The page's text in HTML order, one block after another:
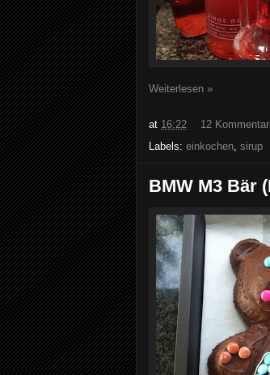
Weiterlesen »
at 16:22
12
Labels: einkochen, sirup
BMW M3 Bär